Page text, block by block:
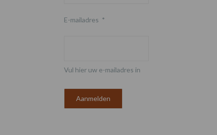
E-mailadres *
Vul hier uw e-mailadres in